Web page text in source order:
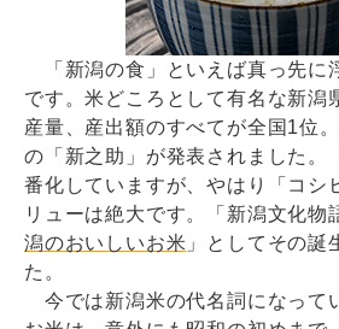
「新潟の食」といえば真っ先に
です。米どころとして有名な新潟
産量、産出額のすべてが全国1位
の「新之助」が発表されました。
番化していますが、やはり「コシ
リューは絶大です。「新潟文化物
潟のおいしいお米 」としてその誕
た。
今では新潟米の代名詞になって